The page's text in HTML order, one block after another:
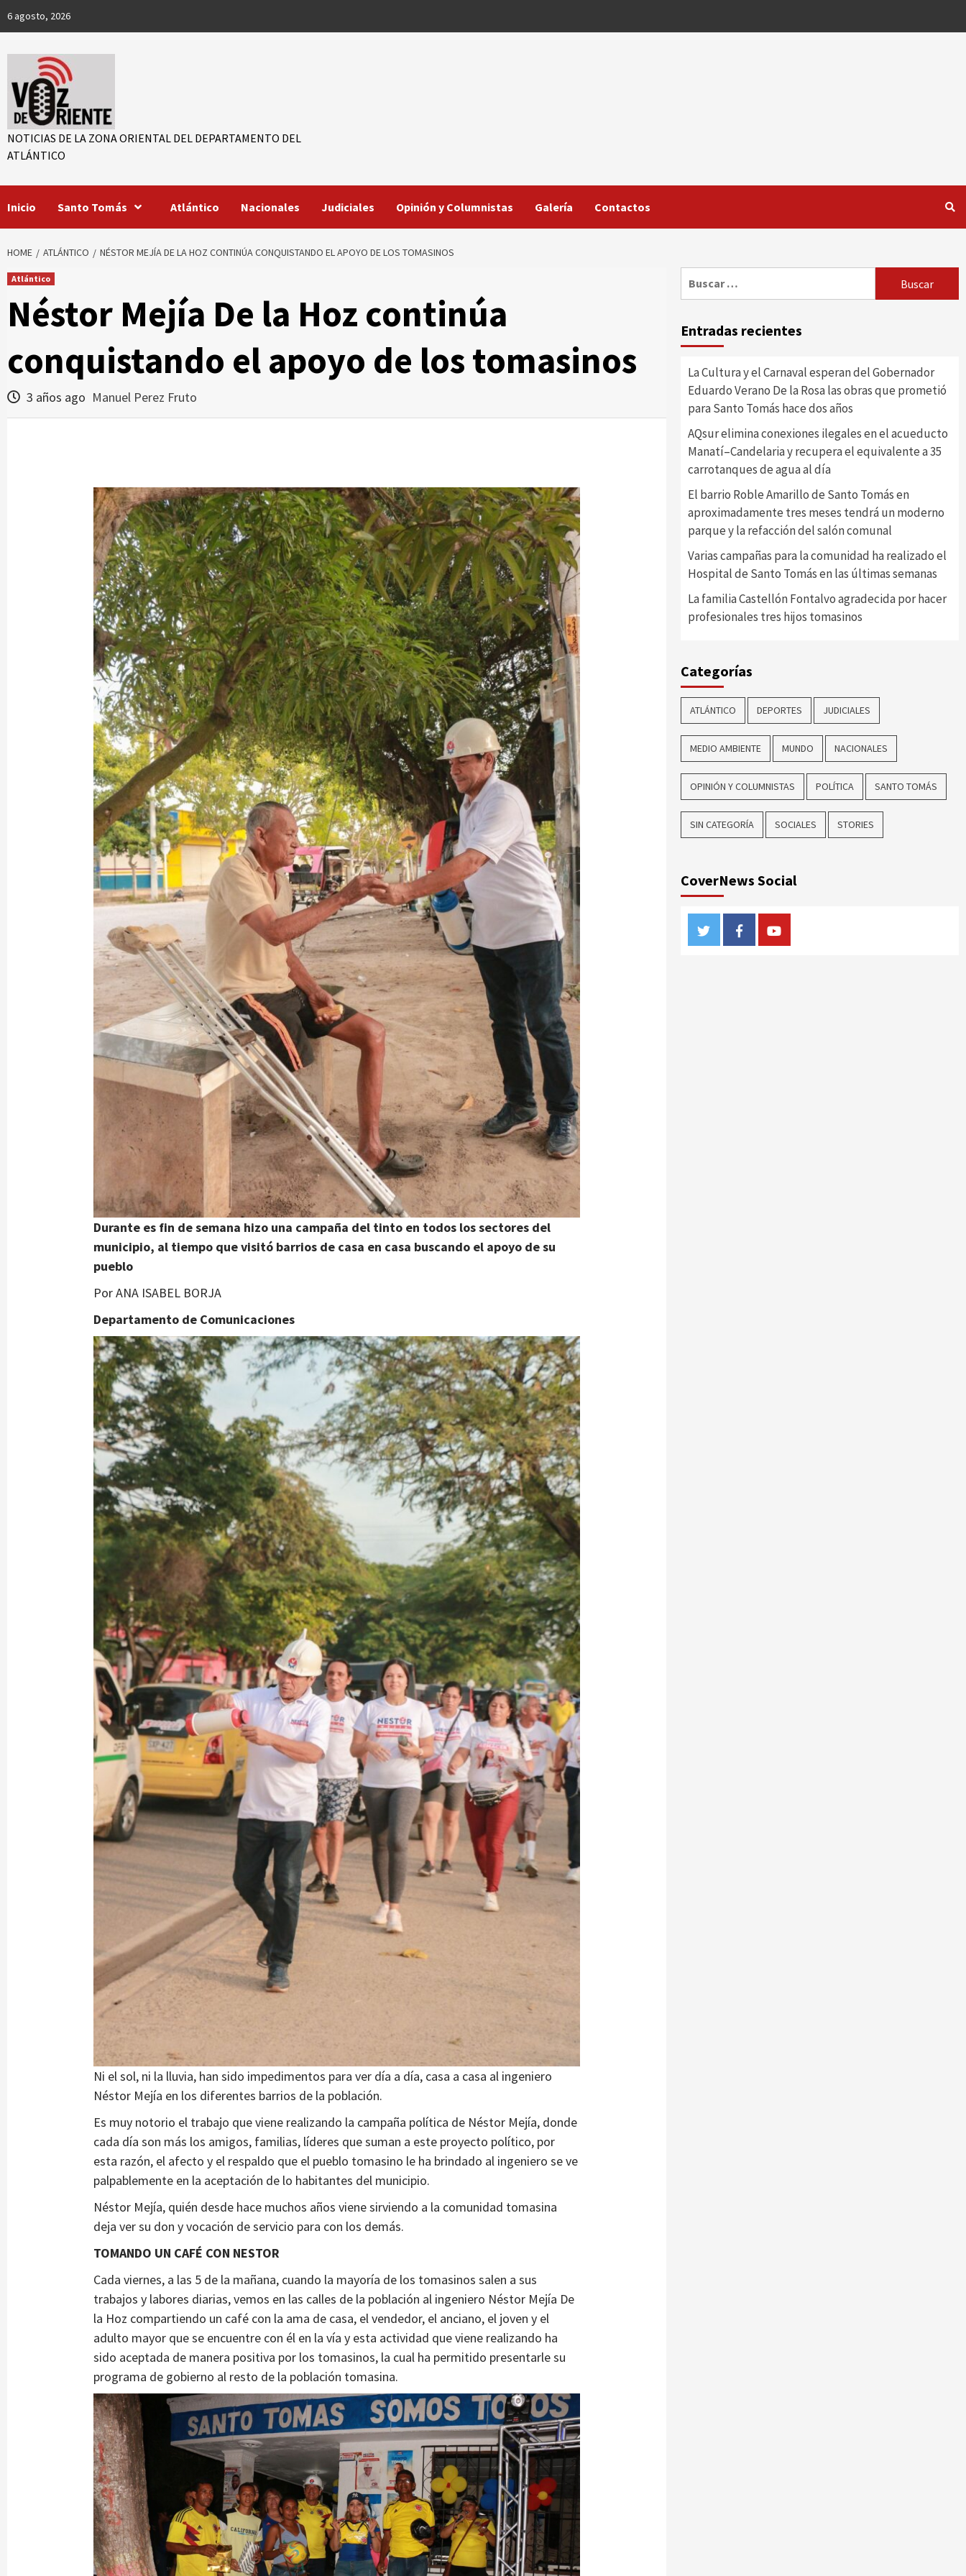
6 agosto, 2026
NOTICIAS DE LA ZONA ORIENTAL DEL DEPARTAMENTO DEL
ATLÁNTICO
Inicio Santo Tomás Atlántico Nacionales Judiciales Opinión y Columnistas Galería Contactos
HOME ATLÁNTICO NÉSTOR MEJÍA DE LA HOZ CONTINÚA CONQUISTANDO EL APOYO DE LOS TOMASINOS
Atlántico
Néstor Mejía De la Hoz continúa
conquistando el apoyo de los tomasinos
3 años ago Manuel Perez Fruto
Durante es fin de semana hizo una campaña del tinto en todos los sectores del
municipio, al tiempo que visitó barrios de casa en casa buscando el apoyo de su
pueblo
Por ANA ISABEL BORJA
Departamento de Comunicaciones
Ni el sol, ni la lluvia, han sido impedimentos para ver día a día, casa a casa al ingeniero
Néstor Mejía en los diferentes barrios de la población.
Es muy notorio el trabajo que viene realizando la campaña política de Néstor Mejía, donde
cada día son más los amigos, familias, líderes que suman a este proyecto político, por
esta razón, el afecto y el respaldo que el pueblo tomasino le ha brindado al ingeniero se ve
palpablemente en la aceptación de lo habitantes del municipio.
Néstor Mejía, quién desde hace muchos años viene sirviendo a la comunidad tomasina
deja ver su don y vocación de servicio para con los demás.
TOMANDO UN CAFÉ CON NESTOR
Cada viernes, a las 5 de la mañana, cuando la mayoría de los tomasinos salen a sus
trabajos y labores diarias, vemos en las calles de la población al ingeniero Néstor Mejía De
la Hoz compartiendo un café con la ama de casa, el vendedor, el anciano, el joven y el
adulto mayor que se encuentre con él en la vía y esta actividad que viene realizando ha
sido aceptada de manera positiva por los tomasinos, la cual ha permitido presentarle su
programa de gobierno al resto de la población tomasina.
Entradas recientes
La Cultura y el Carnaval esperan del Gobernador
Eduardo Verano De la Rosa las obras que prometió
para Santo Tomás hace dos años
AQsur elimina conexiones ilegales en el acueducto
Manatí–Candelaria y recupera el equivalente a 35
carrotanques de agua al día
El barrio Roble Amarillo de Santo Tomás en
aproximadamente tres meses tendrá un moderno
parque y la refacción del salón comunal
Varias campañas para la comunidad ha realizado el
Hospital de Santo Tomás en las últimas semanas
La familia Castellón Fontalvo agradecida por hacer
profesionales tres hijos tomasinos
Categorías
ATLÁNTICO DEPORTES JUDICIALES
MEDIO AMBIENTE MUNDO NACIONALES
OPINIÓN Y COLUMNISTAS POLÍTICA SANTO TOMÁS
SIN CATEGORÍA SOCIALES STORIES
CoverNews Social
TwitterFacebookYoutube